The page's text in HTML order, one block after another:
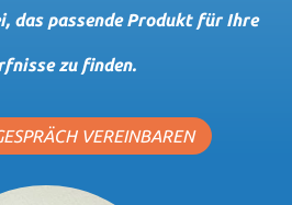
das passende Produkt für Ihre
zu finden.
VEREINBAREN